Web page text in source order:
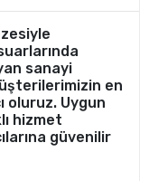
sanayi
en
oluruz. Uygun
hizmet
güvenilir